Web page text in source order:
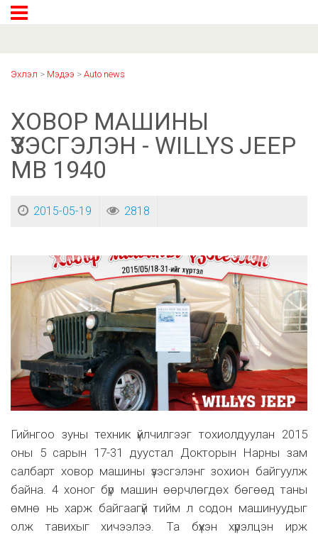
Эхлэл > Мэдээ > Auto news
ХОВОР МАШИНЫ
ҮЗЭСГЭЛЭН - WILLYS JEEP
MB 1940
2015-05-19 2818
Гийнгоо зуны техник үйлчилгээг тохиолдуулан 2015
оны 5 сарын 17-31 дуустал Докторын Нарны зам
салбарт ховор машины үзэсгэлэнг зохион байгуулж
байна. 4 хоног бүр машин өөрчлөгдөх бөгөөд таны
өмнө нь харж байгаагүй тийм л содон машинуудыг
олж тавихыг хичээлээ. Та бүхэн хүрэлцэн ирж